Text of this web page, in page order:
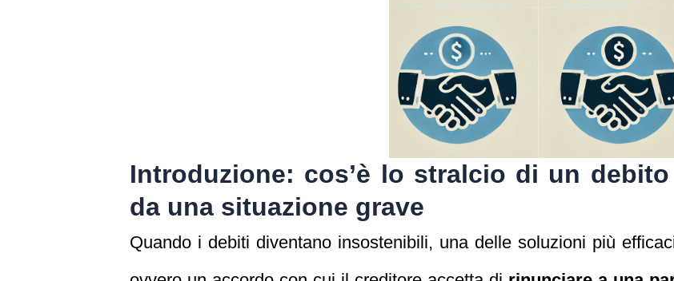
Introduzione: cos’è lo stralcio di un
da una situazione grave
Quando i debiti diventano insostenibili, una delle soluzioni più